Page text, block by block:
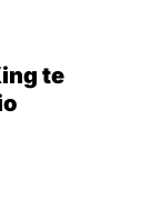
te